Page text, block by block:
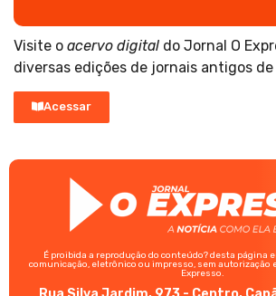
Visite o acervo digital do Jornal O
diversas edições de jornais antigos de
Acessar
É proibida a reprodução do conteúdo? desta página
comunicação, eletrônico ou impresso, sem autorização
Expresso.